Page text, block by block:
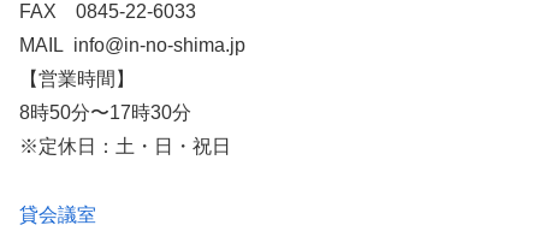
FAX 0845-22-6033
MAIL info@in-no-shima.jp
【営業時間】
8時50分〜17時30分
※定休日：土・日・祝日
貸会議室